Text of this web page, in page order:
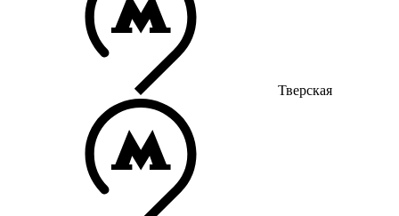
Тверская